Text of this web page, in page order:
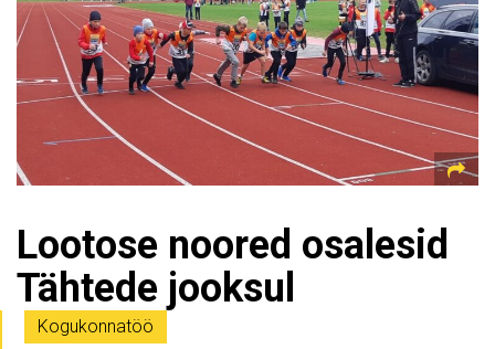
Lootose noored osalesid
Tähtede jooksul
Kogukonnatöö